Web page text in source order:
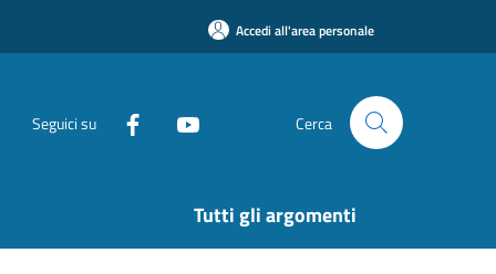
Accedi all'area personale
Seguici su Cerca
Tutti gli argomenti